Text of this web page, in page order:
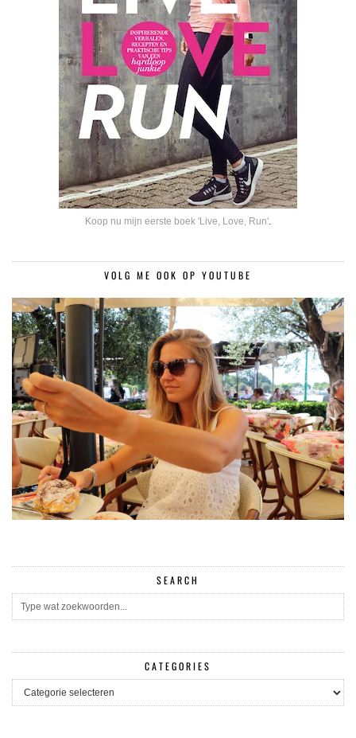
Koop nu mijn eerste boek 'Live, Love, Run'.
VOLG ME OOK OP YOUTUBE
SEARCH
CATEGORIES
CATEGORIES